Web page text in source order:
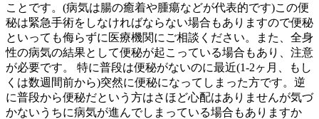
ことです。(病気は腸の癒着や腫瘍などが代表的です)この便
秘は緊急手術をしなければならない場合もありますので便秘
といっても侮らずに医療機関にご相談ください。また、全身
性の病気の結果として便秘が起こっている場合もあり、注意
が必要です。 特に普段は便秘がないのに最近(1-2ヶ月、もし
くは数週間前から)突然に便秘になってしまった方です。逆
に普段から便秘だという方はさほど心配はありませんが気づ
かないうちに病気が進んでしまっている場合もありますか